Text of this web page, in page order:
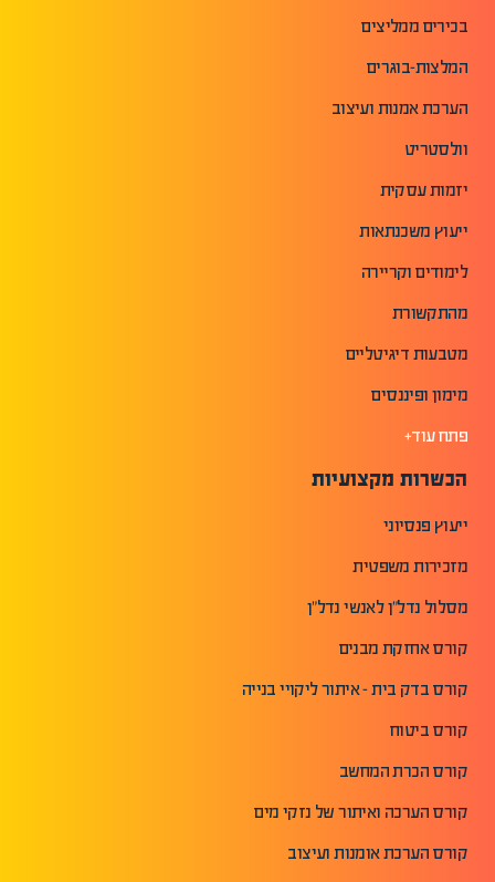
בכירים ממליצים
המלצות-בוגרים
הערכת אמנות ועיצוב
וולסטריט
יזמות עסקית
ייעוץ משכנתאות
לימודים וקריירה
מהתקשורת
מטבעות דיגיטליים
מימון ופיננסים
פתח עוד+
הכשרות מקצועיות
ייעוץ פנסיוני
מזכירות משפטית
מסלול נדל"ן לאנשי נדל"ן
קורס אחזקת מבנים
קורס בדק בית - איתור ליקויי בנייה
קורס ביטוח
קורס הכרת המחשב
קורס הערכה ואיתור של נזקי מים
קורס הערכת אומנות ועיצוב